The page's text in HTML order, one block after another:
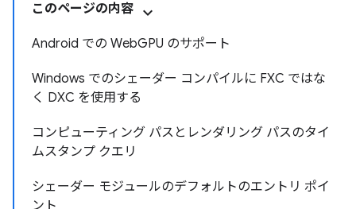
このページの内容
Android での WebGPU のサポート
Windows でのシェーダー コンパイルに FXC ではな
く DXC を使用する
コンピューティング パスとレンダリング パスのタイ
ムスタンプ クエリ
シェーダー モジュールのデフォルトのエントリ ポイ
ント